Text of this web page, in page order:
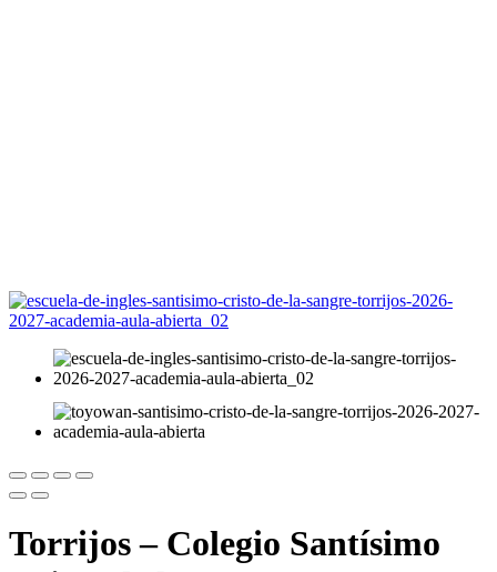
Torrijos – Colegio Santísimo